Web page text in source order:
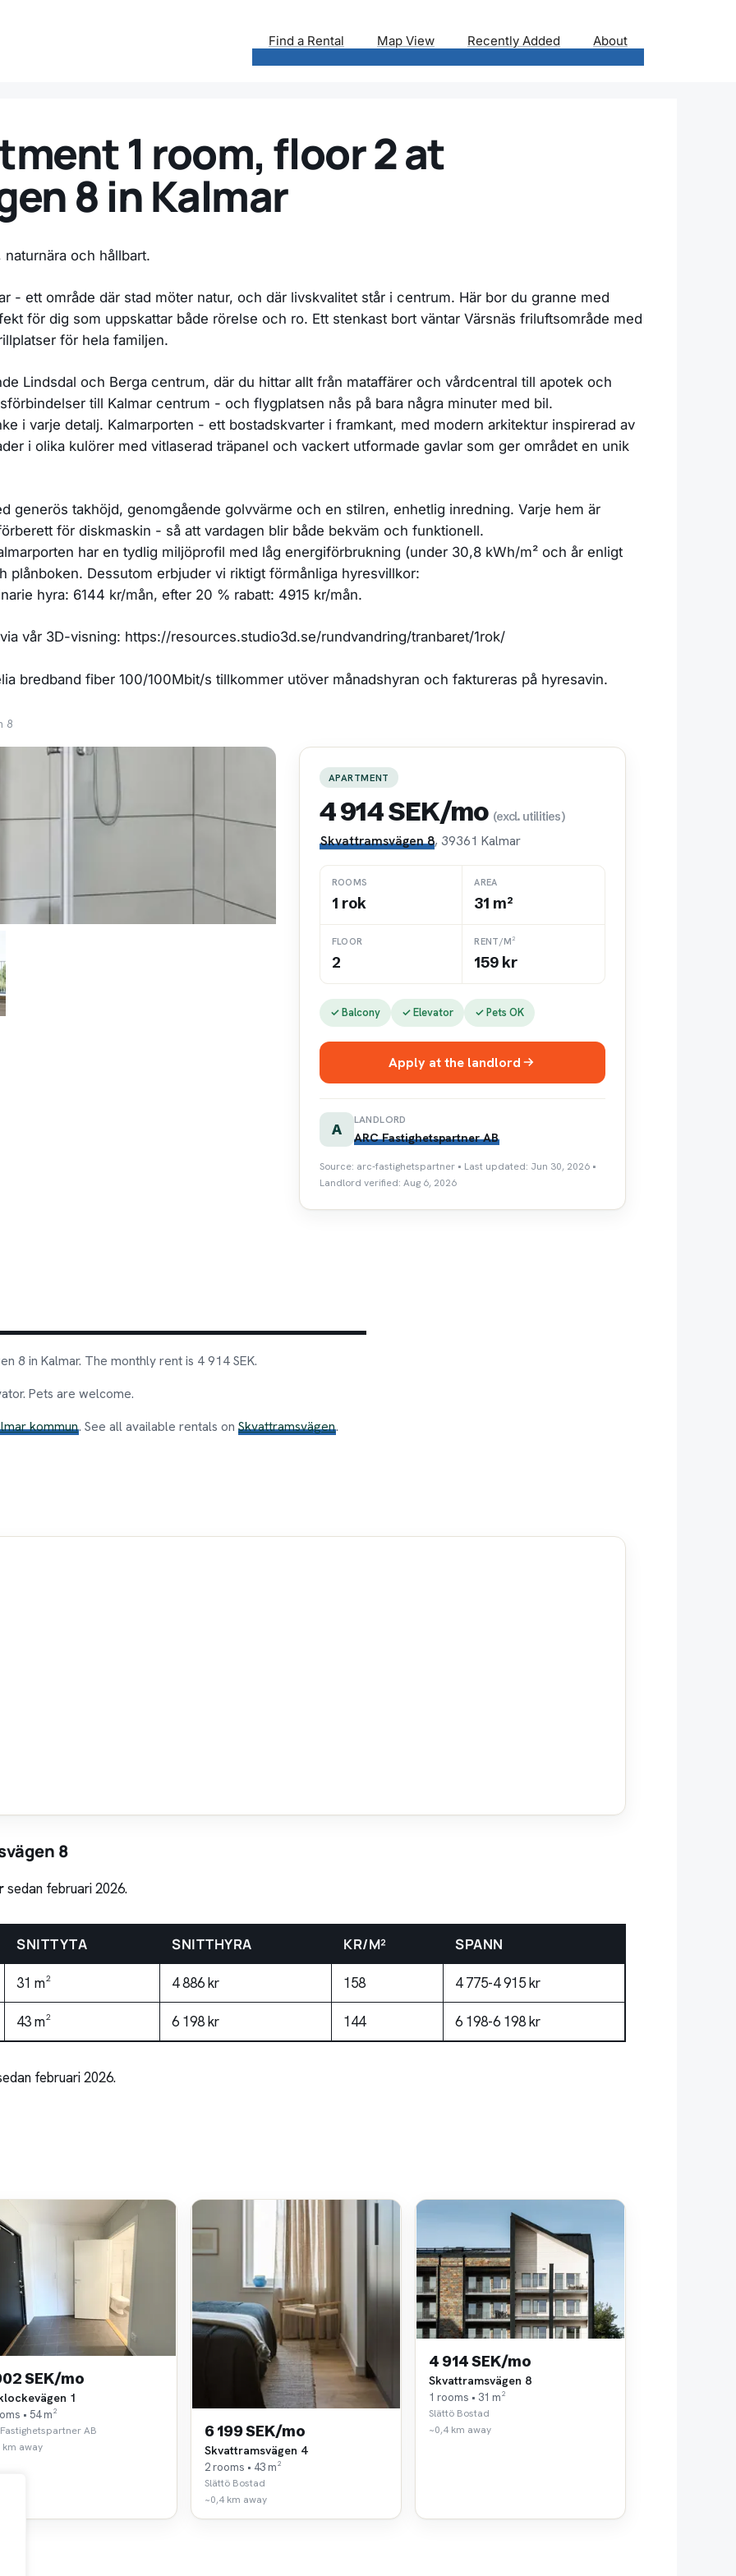
Find a Rental Map View Recently Added About
1 room, floor 2 at
8 in Kalmar
och hållbart.
- ett område där stad möter natur, och där livskvalitet står i centrum. Här bor du granne med
för dig som uppskattar både rörelse och ro. Ett stenkast bort väntar Värsnäs friluftsområde med
för hela familjen.
Lindsdal och Berga centrum, där du hittar allt från mataffärer och vårdcentral till apotek och
till Kalmar centrum - och flygplatsen nås på bara några minuter med bil.
i varje detalj. Kalmarporten - ett bostadskvarter i framkant, med modern arkitektur inspirerad av
i olika kulörer med vitlaserad träpanel och vackert utformade gavlar som ger området en unik
generös takhöjd, genomgående golvvärme och en stilren, enhetlig inredning. Varje hem är
för diskmaskin - så att vardagen blir både bekväm och funktionell.
har en tydlig miljöprofil med låg energiförbrukning (under 30,8 kWh/m² och år enligt
plånboken. Dessutom erbjuder vi riktigt förmånliga hyresvillkor:
hyra: 6144 kr/mån, efter 20 % rabatt: 4915 kr/mån.
vår 3D-visning: https://resources.studio3d.se/rundvandring/tranbaret/1rok/
bredband fiber 100/100Mbit/s tillkommer utöver månadshyran och faktureras på hyresavin.
8
APARTMENT
4 914 SEK/mo (excl. utilities)
Skvattramsvägen 8, 39361 Kalmar
ROOMS
1 rok
AREA
31 m²
FLOOR
2
RENT/M²
159 kr
✓ Balcony ✓ Elevator ✓ Pets OK
Apply at the landlord
A
LANDLORD
ARC Fastighetspartner AB
Source: arc-fastighetspartner • Last updated: Jun 30, 2026 •
Landlord verified: Aug 6, 2026
8 in Kalmar. The monthly rent is 4 914 SEK.
Pets are welcome.
kommun. See all available rentals on Skvattramsvägen.
8
sedan februari 2026.
SNITTYTA SNITTHYRA KR/M² SPANN
31 m² 4 886 kr 158 4 775-4 915 kr
43 m² 6 198 kr 144 6 198-6 198 kr
februari 2026.
SEK/mo
1
• 54 m²
Fastighetspartner AB
km away
6 199 SEK/mo
Skvattramsvägen 4
2 rooms • 43 m²
Slättö Bostad
~0,4 km away
4 914 SEK/mo
Skvattramsvägen 8
1 rooms • 31 m²
Slättö Bostad
~0,4 km away